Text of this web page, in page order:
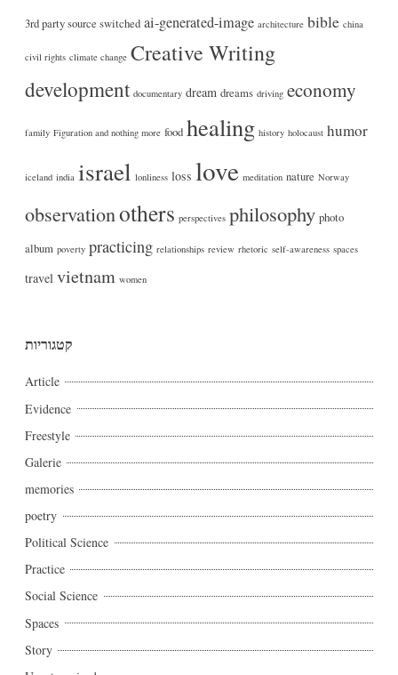
3rd party source switched ai-generated-image architecture bible china
civil rights climate change Creative Writing
development documentary dream dreams driving economy
family Figuration and nothing more food healing history holocaust humor
iceland india israel lonliness loss love meditation nature Norway
observationothers perspectives philosophy photo
album poverty practicing relationships review rhetoric self-awareness spaces
travel vietnam women
קטגוריות
Article
Evidence
Freestyle
Galerie
memories
poetry
Political Science
Practice
Social Science
Spaces
Story